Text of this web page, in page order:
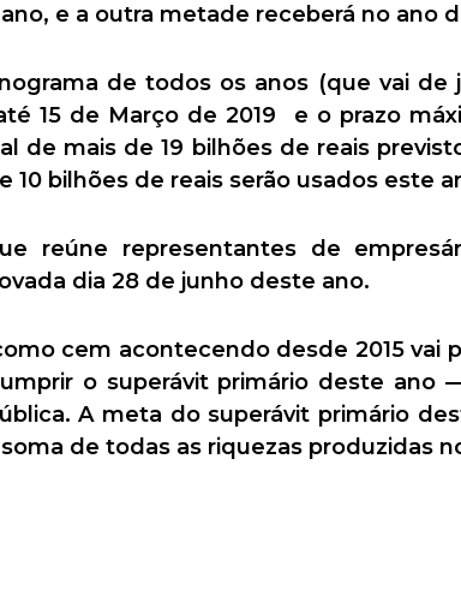
e a outra metade receberá no ano
de todos os anos (que vai de
15 de Março de 2019 e o prazo
de mais de 19 bilhões de reais
bilhões de reais serão usados este
reúne representantes de
dia 28 de junho deste ano.
cem acontecendo desde 2015 vai
o superávit primário deste ano
A meta do superávit primário
de todas as riquezas produzidas